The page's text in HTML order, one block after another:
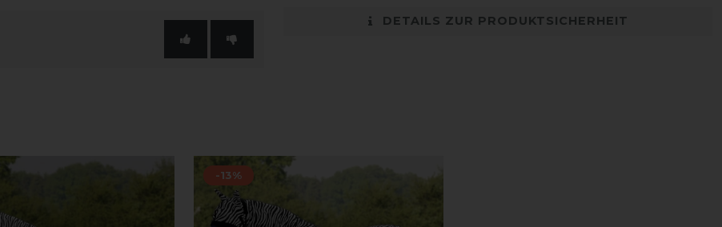
DETAILS ZUR PRODUKTSICHERHEIT
-13%